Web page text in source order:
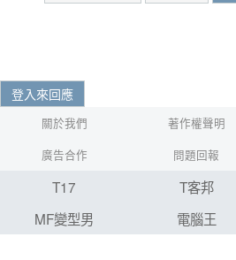
登入來回應
關於我們 著作權聲明
廣告合作
問題回報
T17 T客邦
MF變型男
電腦王